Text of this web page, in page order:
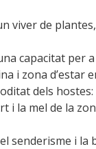
viver de
capacitat per
i zona
dels
i la mel de la
senderisme i la